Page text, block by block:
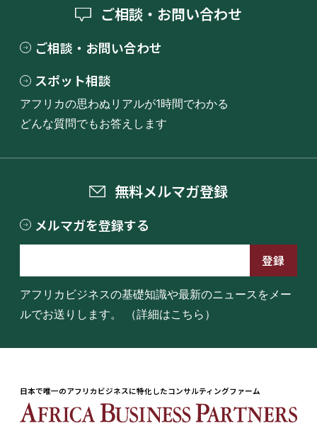
ご相談・お問い合わせ
ご相談・お問い合わせ
スポット相談
アフリカの思わぬリアルが1時間でわかる
どんな質問でもお答えします
無料メルマガ登録
メルマガを登録する
アフリカビジネスの基礎知識や最新のニュースをメー
ルでお送りします。
（詳細はこちら）
日本で唯一のアフリカビジネスに特化したコンサルティングファーム